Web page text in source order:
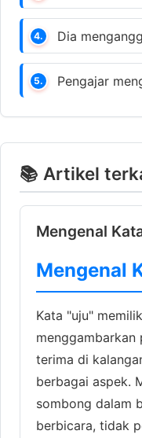
4. Dia
5. Pengajar
📚 Artikel
Mengenal
Mengenal
Kata "uju"
terima di
berbagai aspek.
sombong dalam
berbicara, tidak